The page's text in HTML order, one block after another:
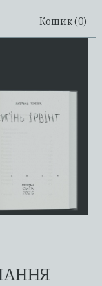
Кошик (0)